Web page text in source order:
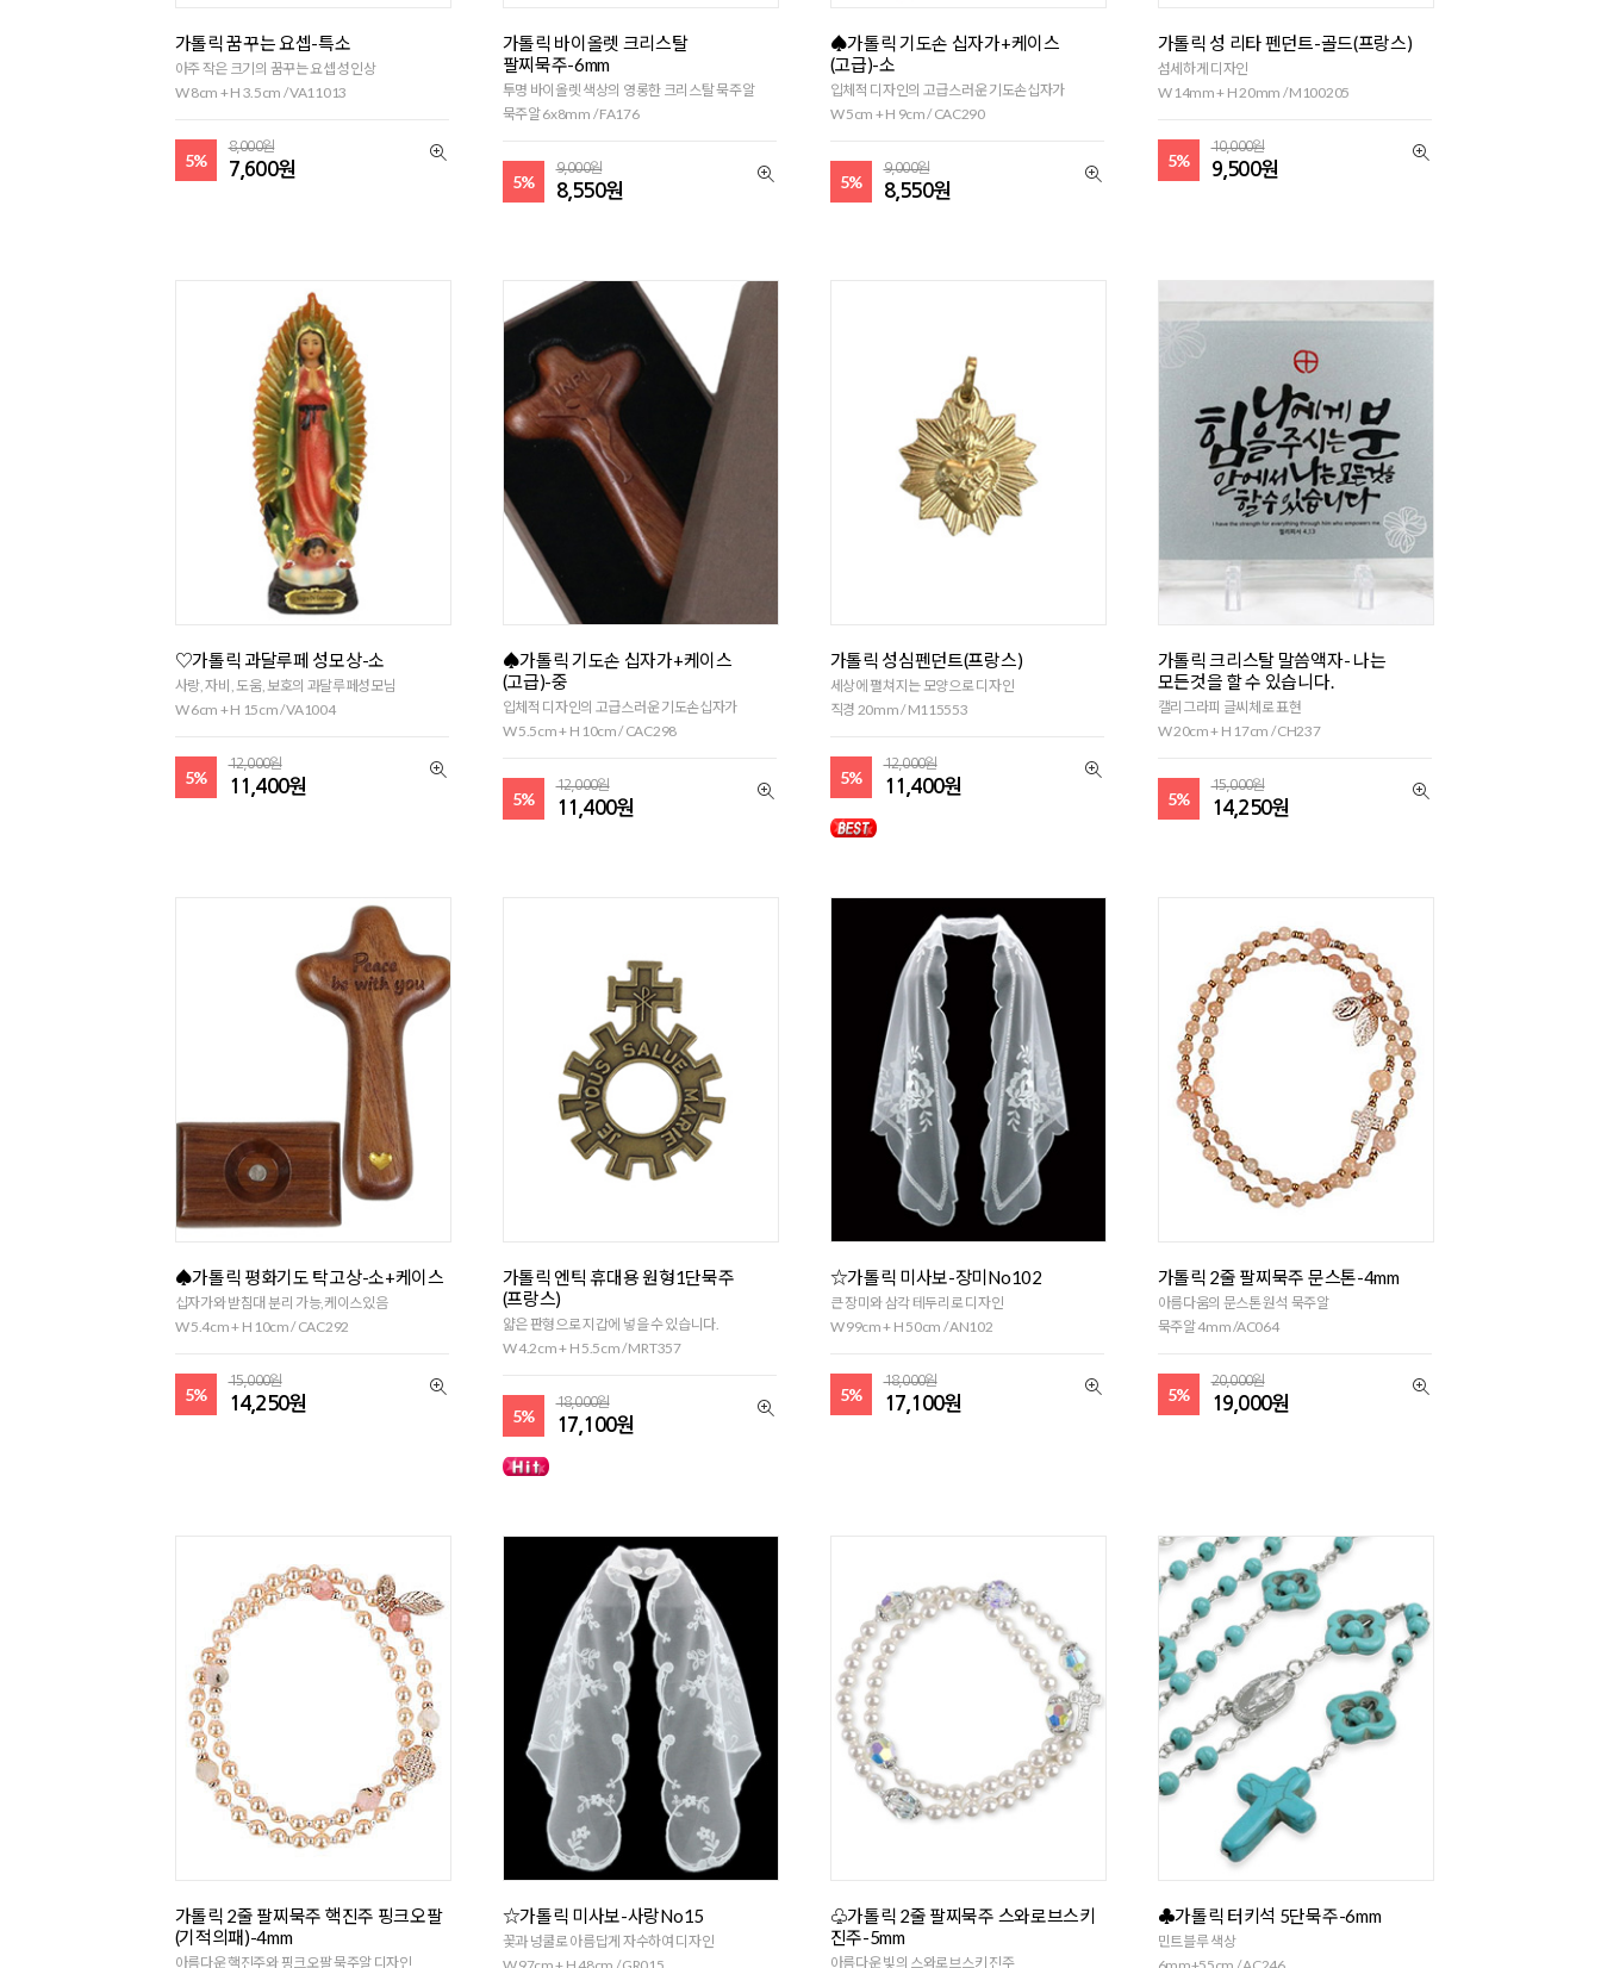
가톨릭 꿈꾸는 요셉-특소
아주 작은 크기의 꿈꾸는 요셉 성인상
W 8cm + H 3.5cm / VA11013
5%
8,000원
7,600원
가톨릭 바이올렛 크리스탈
팔찌묵주-6mm
투명 바이올렛 색상의 영롱한 크리스탈 묵주알
묵주알 6x8mm / FA176
5%
9,000원
8,550원
♠가톨릭 기도손 십자가+케이스
(고급)-소
입체적 디자인의 고급스러운 기도손십자가
W 5cm + H 9cm / CAC290
5%
9,000원
8,550원
가톨릭 성 리타 펜던트-골드(프랑스)
섬세하게 디자인
W 14mm + H 20mm / M100205
5%
10,000원
9,500원
♡가톨릭 과달루페 성모상-소
사랑, 자비, 도움, 보호의 과달루페성모님
W 6cm + H 15cm / VA1004
5%
12,000원
11,400원
♠가톨릭 기도손 십자가+케이스
(고급)-중
입체적 디자인의 고급스러운 기도손십자가
W 5.5cm + H 10cm / CAC298
5%
12,000원
11,400원
가톨릭 성심펜던트(프랑스)
세상에 펼쳐지는 모양으로 디자인
직경 20mm / M115553
5%
12,000원
11,400원
가톨릭 크리스탈 말씀액자- 나는
모든것을 할 수 있습니다.
캘리그라피 글씨체로 표현
W 20cm + H 17cm / CH237
5%
15,000원
14,250원
♠가톨릭 평화기도 탁고상-소+케이스
십자가와 받침대 분리 가능,케이스있음
W 5.4cm + H 10cm / CAC292
5%
15,000원
14,250원
가톨릭 엔틱 휴대용 원형1단묵주
(프랑스)
얇은 판형으로 지갑에 넣을 수 있습니다.
W 4.2cm + H 5.5cm / MRT357
5%
18,000원
17,100원
☆가톨릭 미사보-장미No102
큰 장미와 삼각 테두리로 디자인
W 99cm + H 50cm / AN102
5%
18,000원
17,100원
가톨릭 2줄 팔찌묵주 문스톤-4mm
아름다움의 문스톤 원석 묵주알
묵주알 4mm /AC064
5%
20,000원
19,000원
가톨릭 2줄 팔찌묵주 핵진주 핑크오팔
(기적의패)-4mm
아름다운 핵진주와 핑크오팔 묵주알 디자인
☆가톨릭 미사보-사랑No15
꽃과 넝쿨로 아름답게 자수하여 디자인
W 97cm + H 48cm / GR015
♧가톨릭 2줄 팔찌묵주 스와로브스키
진주-5mm
아름다운 빛의 스와로브스키 진주
♣가톨릭 터키석 5단묵주-6mm
민트블루 색상
6mm+55cm / AC246